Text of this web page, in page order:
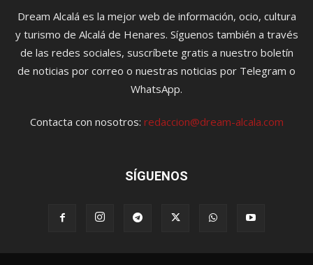
Dream Alcalá es la mejor web de información, ocio, cultura
y turismo de Alcalá de Henares. Síguenos también a través
de las redes sociales, suscríbete gratis a nuestro boletín
de noticias por correo o nuestras noticias por Telegram o
WhatsApp.
Contacta con nosotros: redaccion@dream-alcala.com
SÍGUENOS